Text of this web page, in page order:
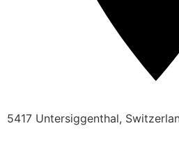
5417 Untersiggenthal,